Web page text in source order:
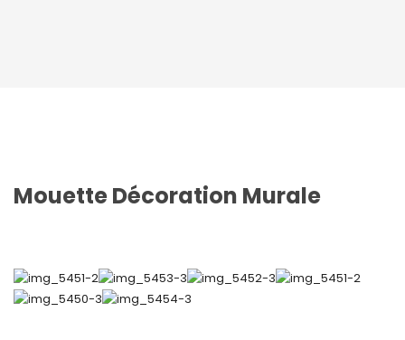
Mouette Décoration Murale